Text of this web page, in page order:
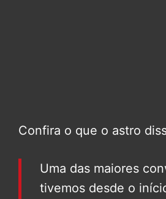
Confira o que o astro
Uma das maiores
tivemos desde o